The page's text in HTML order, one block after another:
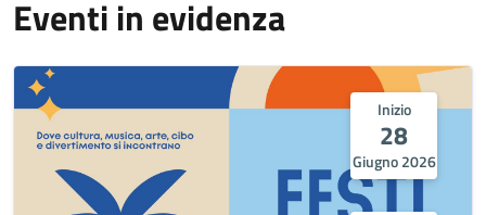
Eventi in evidenza
Inizio
28
Giugno 2026